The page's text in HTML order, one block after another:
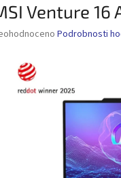
Venture 16
Podrobnosti